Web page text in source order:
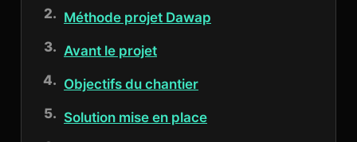
Méthode projet Dawap
Avant le projet
Objectifs du chantier
Solution mise en place